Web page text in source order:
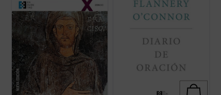
con una perspectiva totalmente ...
(ver
ficha)
supuesto un cambio en su vida.... (ver ficha)